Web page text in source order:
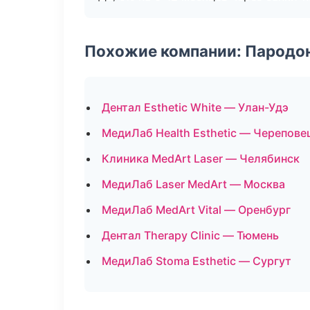
Похожие компании:
Дентал Esthetic White — Улан-Удэ
МедиЛаб Health Esthetic —
Клиника MedArt Laser — Челябинск
МедиЛаб Laser MedArt — Москва
МедиЛаб MedArt Vital — Оренбург
Дентал Therapy Clinic — Тюмень
МедиЛаб Stoma Esthetic — Сургут